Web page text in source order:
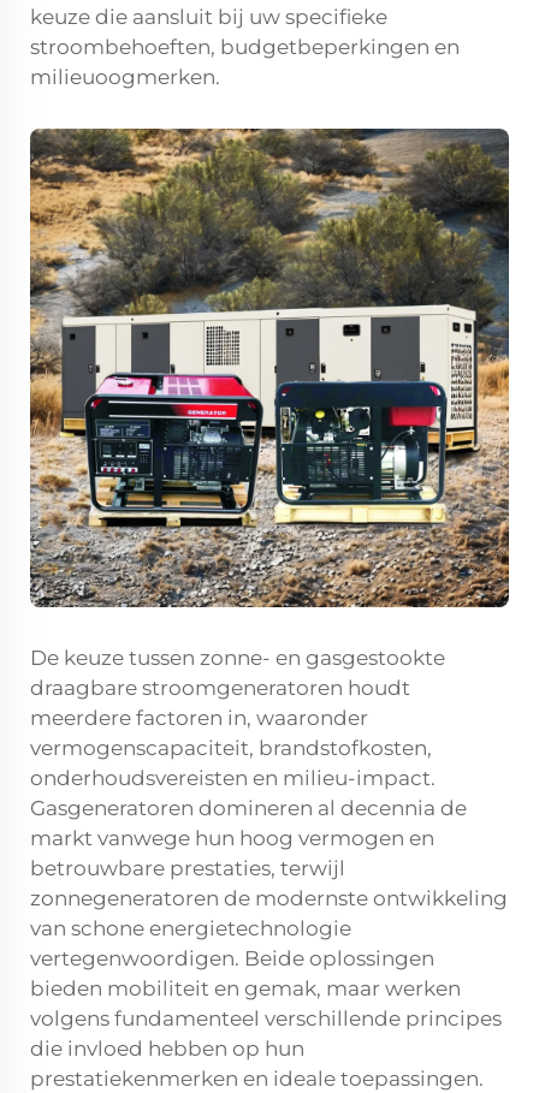
keuze die aansluit bij uw specifieke
stroombehoeften, budgetbeperkingen en
milieuoogmerken.
De keuze tussen zonne- en gasgestookte
draagbare stroomgeneratoren houdt
meerdere factoren in, waaronder
vermogenscapaciteit, brandstofkosten,
onderhoudsvereisten en milieu-impact.
Gasgeneratoren domineren al decennia de
markt vanwege hun hoog vermogen en
betrouwbare prestaties, terwijl
zonnegeneratoren de modernste ontwikkeling
van schone energietechnologie
vertegenwoordigen. Beide oplossingen
bieden mobiliteit en gemak, maar werken
volgens fundamenteel verschillende principes
die invloed hebben op hun
prestatiekenmerken en ideale toepassingen.